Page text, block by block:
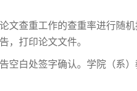
文查重工作的查重率进行随
，打印论文文件。
空白处签字确认。学院（系